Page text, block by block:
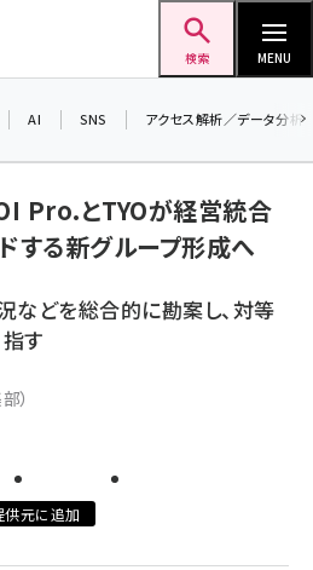
検索 MENU
AI SNS アクセス解析／データ分析
Pro.とTYOが経営統合
する新グループ形成へ
などを総合的に勘案し、対等
す
）
供元に追加